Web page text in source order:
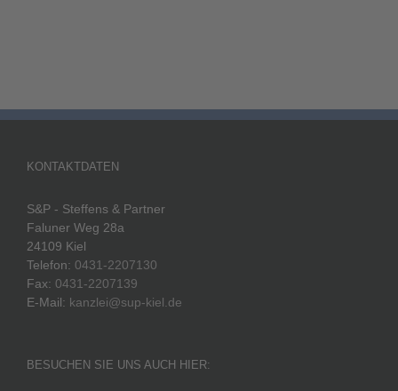
KONTAKTDATEN
S&P - Steffens & Partner
Faluner Weg 28a
24109 Kiel
Telefon: 0431-2207130
Fax: 0431-2207139
E-Mail: kanzlei@sup-kiel.de
BESUCHEN SIE UNS AUCH HIER: